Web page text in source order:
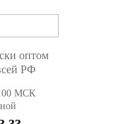
оптом
РФ
МСК